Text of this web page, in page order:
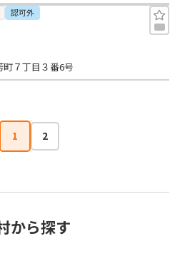
認可外
７丁目３番6号
1 2
から探す